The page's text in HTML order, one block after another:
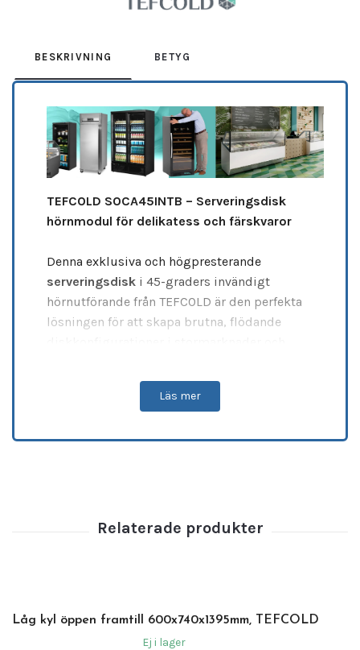
BESKRIVNING BETYG
TEFCOLD SOCA45INTB – Serveringsdisk
hörnmodul för delikatess och färskvaror
Denna exklusiva och högpresterande
serveringsdisk i 45-graders invändigt
hörnutförande från TEFCOLD är den perfekta
lösningen för att skapa brutna, flödande
finish (RAL9005) utvändigt och en hygienisk,
robust invändig finish irostfritt stål
kräver lyxig minimalism. Enheten är
som garanterar en jämn
Tekniska specifikationer:
Läs mer
Låg kyl öppen framtill 600x740x1395mm, TEFCOLD
Ej i lager